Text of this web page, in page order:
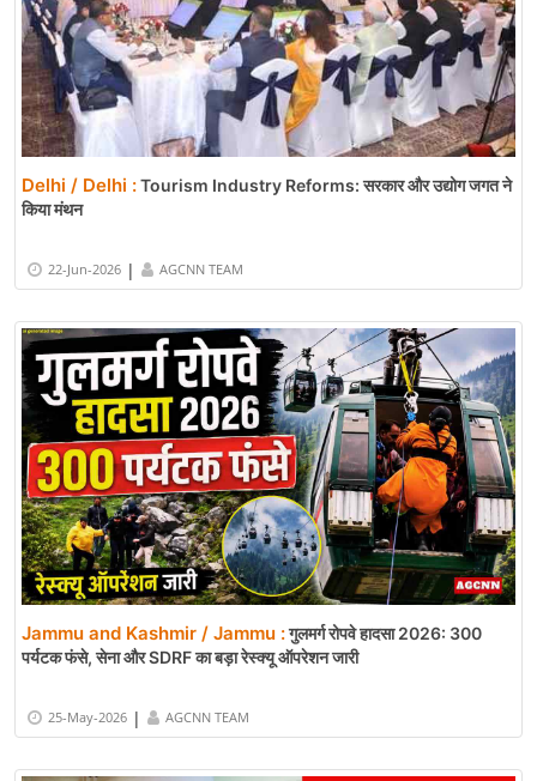
Delhi / Delhi :Tourism Industry Reforms: सरकार और उद्योग जगत ने
किया मंथन
22-Jun-2026 | AGCNN TEAM
Jammu and Kashmir / Jammu :गुलमर्ग रोपवे हादसा 2026: 300
पर्यटक फंसे, सेना और SDRF का बड़ा रेस्क्यू ऑपरेशन जारी
25-May-2026 | AGCNN TEAM